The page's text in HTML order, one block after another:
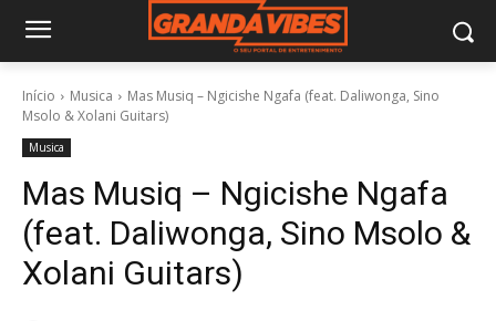
Início Musica
Mas Musiq – Ngicishe Ngafa (feat. Daliwonga, Sino
Msolo & Xolani Guitars)
Musica
Mas Musiq – Ngicishe Ngafa
(feat. Daliwonga, Sino Msolo &
Xolani Guitars)